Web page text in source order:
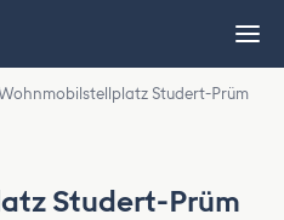
Studert-Prüm
Studert-Prüm